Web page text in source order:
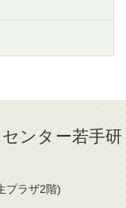
ンター若手研
プラザ2階)